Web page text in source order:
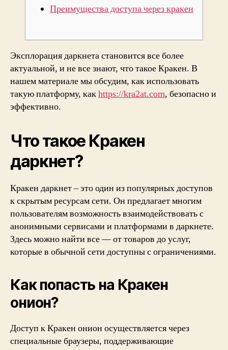
Преимущества доступа через кракен
Эксплорация даркнета становится все более
актуальной, и не все знают, что такое Кракен. В
нашем материале мы обсудим, как использовать
такую платформу, какhttps://kra2at.com, безопасно и
эффективно.
Что такое Кракен
даркнет?
Кракен даркнет – это один из популярных доступов
к скрытым ресурсам сети. Он предлагает многим
пользователям возможность взаимодействовать с
анонимными сервисами и платформами в даркнете.
Здесь можно найти все — от товаров до услуг,
которые в обычной сети доступны с ограничениями.
Как попасть на Кракен
онион?
Доступ к Кракен онион осуществляется через
специальные браузеры, поддерживающие